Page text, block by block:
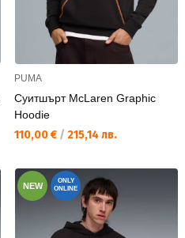
PUMA
Суитшърт McLaren Graphic
Hoodie
Текуща цена:
110,00 € / 215,14 лв.
NEW
ONLY
ONLINE